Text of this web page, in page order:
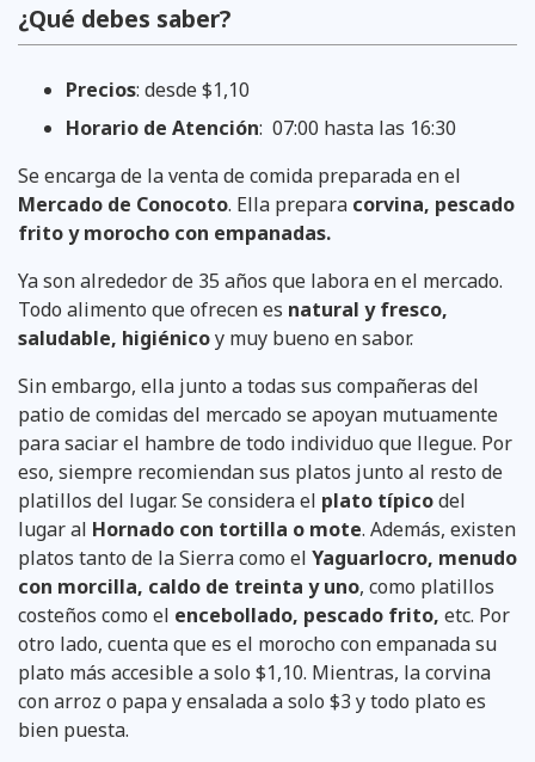
¿Qué debes saber?
Precios: desde $1,10
Horario de Atención: 07:00 hasta las 16:30
Se encarga de la venta de comida preparada en el
Mercado de Conocoto. Ella prepara corvina, pescado
frito y morocho con empanadas.
Ya son alrededor de 35 años que labora en el mercado.
Todo alimento que ofrecen es natural y fresco,
saludable, higiénicoy muy bueno en sabor.
Sin embargo, ella junto a todas sus compañeras del
patio de comidas del mercado se apoyan mutuamente
para saciar el hambre de todo individuo que llegue. Por
eso, siempre recomiendan sus platos junto al resto de
platillos del lugar. Se considera el plato típicodel
lugar al Hornado con tortilla o mote. Además, existen
platos tanto de la Sierra como el Yaguarlocro, menudo
con morcilla, caldo de treinta y uno, como platillos
costeños como el encebollado, pescado frito, etc. Por
otro lado, cuenta que es el morocho con empanada su
plato más accesible a solo $1,10. Mientras, la corvina
con arroz o papa y ensalada a solo $3 y todo plato es
bien puesta.